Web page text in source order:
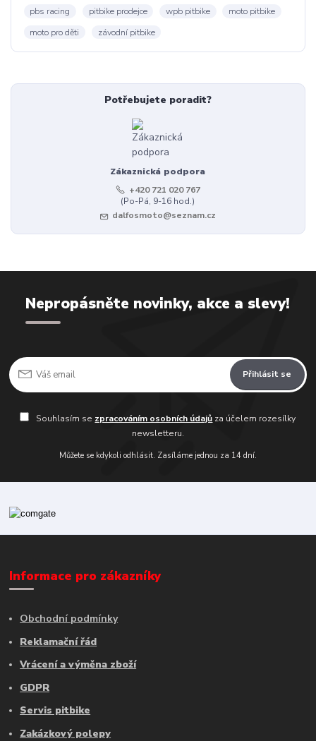
pbs racing
pitbike prodejce wpb pitbike
moto pitbike
moto pro děti
závodní pitbike
Potřebujete poradit?
Zákaznická podpora
+420 721 020 767
(Po-Pá, 9-16 hod.)
dalfosmoto@seznam.cz
Nepropásněte novinky, akce a slevy!
Přihlásit se
Souhlasím se zpracováním osobních údajů za účelem rozesílky
newsletteru.
Můžete se kdykoli odhlásit. Zasíláme jednou za 14 dní.
Informace pro zákazníky
Obchodní podmínky
Reklamační řád
Vrácení a výměna zboží
GDPR
Servis pitbike
Zakázkový polepy